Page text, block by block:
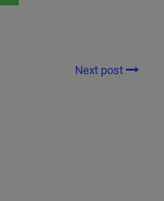
Next post